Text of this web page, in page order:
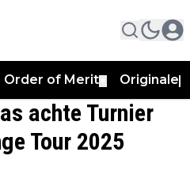
Order of Merit Originale
achte Turnier
Tour 2025